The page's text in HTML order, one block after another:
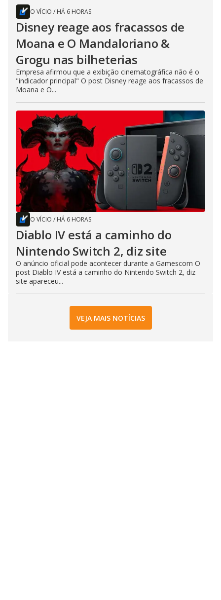
O VÍCIO / HÁ 6 HORAS
Disney reage aos fracassos de
Moana e O Mandaloriano &
Grogu nas bilheterias
Empresa afirmou que a exibição cinematográfica não é o
"indicador principal" O post Disney reage aos fracassos de
Moana e O...
O VÍCIO / HÁ 6 HORAS
Diablo IV está a caminho do
Nintendo Switch 2, diz site
O anúncio oficial pode acontecer durante a Gamescom O
post Diablo IV está a caminho do Nintendo Switch 2, diz
site apareceu...
VEJA MAIS NOTÍCIAS